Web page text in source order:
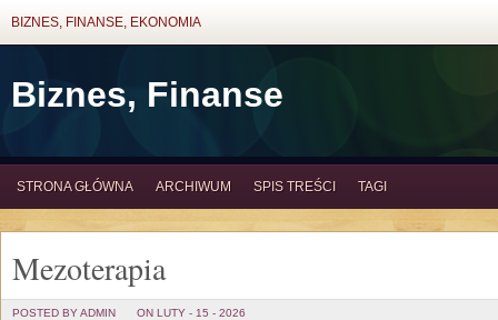
BIZNES, FINANSE, EKONOMIA
Biznes, Finanse
STRONA GŁÓWNA ARCHIWUM SPIS TREŚCI TAGI
Mezoterapia
POSTED BY ADMIN ON LUTY - 15 - 2026